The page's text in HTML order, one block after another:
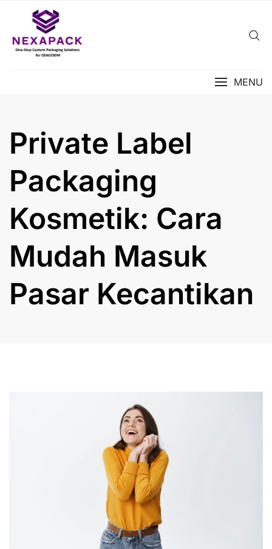
content
MENU
Private Label
Packaging
Kosmetik: Cara
Mudah Masuk
Pasar Kecantikan